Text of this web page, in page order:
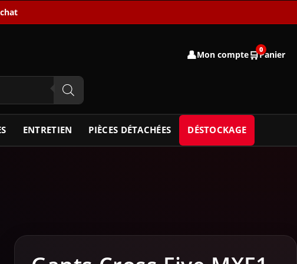
👤Mon compte🛒0
Panier
ENTRETIEN PIÈCES DÉTACHÉES DÉSTOCKAGE